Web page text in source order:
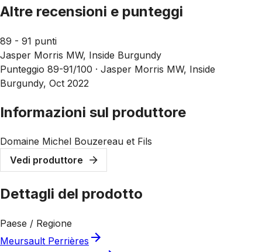
Altre recensioni e punteggi
89 - 91 punti
Jasper Morris MW, Inside Burgundy
Punteggio 89-91/100 · Jasper Morris MW, Inside
Burgundy, Oct 2022
Informazioni sul produttore
Domaine Michel Bouzereau et Fils
Vedi produttore
Dettagli del prodotto
Paese / Regione
Meursault Perrières